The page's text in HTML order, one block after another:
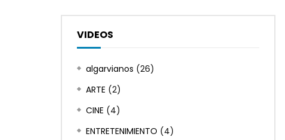
VIDEOS
algarvianos (26)
ARTE (2)
CINE (4)
ENTRETENIMIENTO (4)